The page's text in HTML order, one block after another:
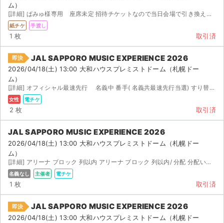
ム）
[詳細] ぱみゅ様専用 座席未定 招待チケットなので当日会場で引き換えてから席がわかります。私と連番にな...
紙チケ 手渡し
1 枚 取引済
即決 JAL SAPPORO MUSIC EXPERIENCE 2026
2026/04/18(土) 13:00 大和ハウスプレミストドーム（札幌ドー
ム）
[詳細] オフィシャル最速先行 名義中 番手( 名義共最速先行当選) すり替えなし ※ 最速先行当選の...
女性 電チケ
2 枚 取引済
JAL SAPPORO MUSIC EXPERIENCE 2026
2026/04/18(土) 13:00 大和ハウスプレミストドーム（札幌ドー
ム）
[詳細] アリーナ ブロック 列以内 アリーナ ブロック 列以内/ 分配 分配いたします。 ...
名義なし 主催者 電チケ
1 枚 取引済
即決 JAL SAPPORO MUSIC EXPERIENCE 2026
2026/04/18(土) 13:00 大和ハウスプレミストドーム（札幌ドー